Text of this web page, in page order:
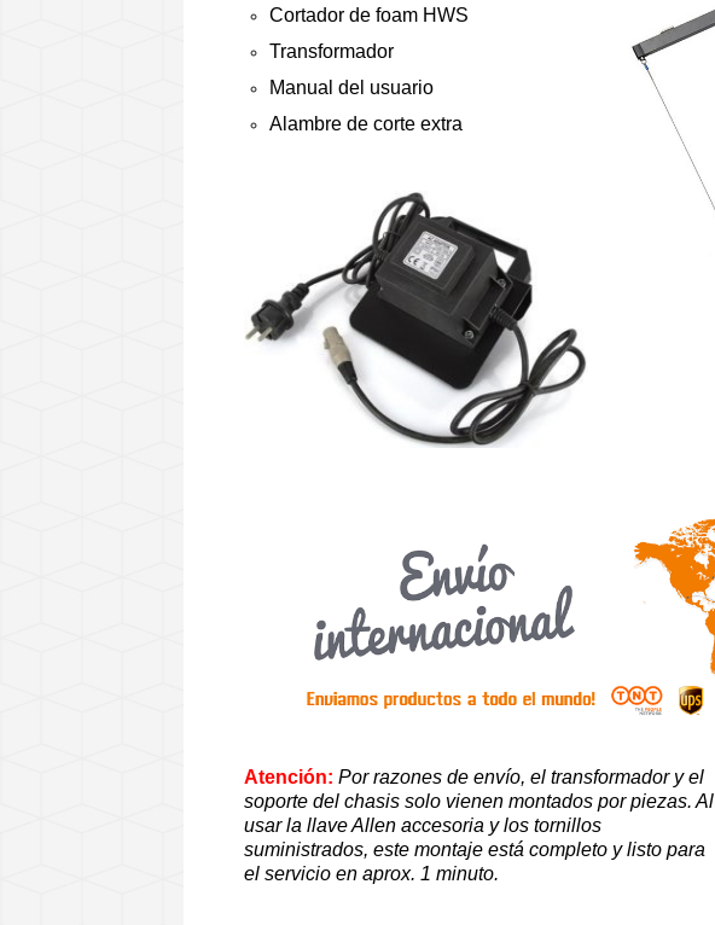
Cortador de foam HWS
Transformador
Manual del usuario
Alambre de corte extra
Atención: Por razones de envío, el transformador y el
soporte del chasis solo vienen montados por piezas. Al
usar la llave Allen accesoria y los tornillos
suministrados, este montaje está completo y listo para
el servicio en aprox. 1 minuto.